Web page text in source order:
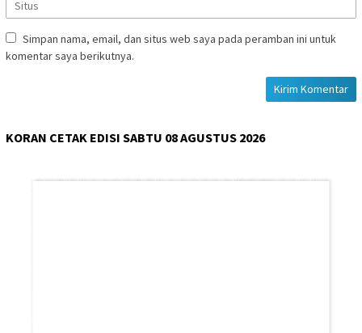
Simpan nama, email, dan situs web saya pada peramban ini untuk
komentar saya berikutnya.
KORAN CETAK EDISI SABTU 08 AGUSTUS 2026